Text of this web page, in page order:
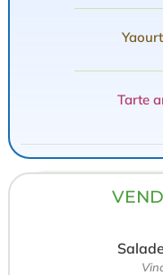
Tarte